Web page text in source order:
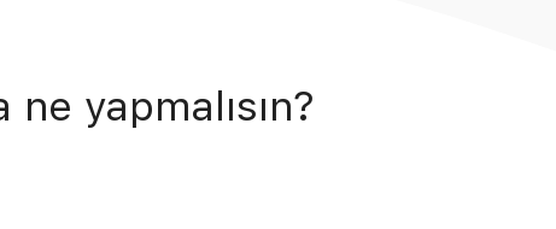
ne yapmalısın?